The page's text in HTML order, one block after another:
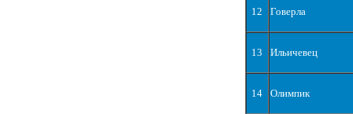
12 Говерла
13 Ильичевец
14 Олимпик